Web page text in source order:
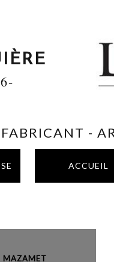
-
ACCUEIL